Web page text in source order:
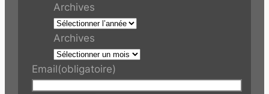
Archives
Archives
Email(obligatoire)